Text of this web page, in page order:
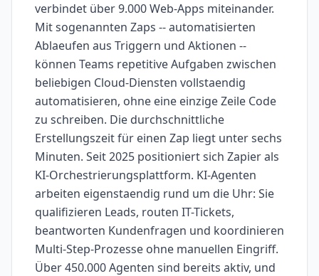
verbindet über 9.000 Web-Apps miteinander.
Mit sogenannten Zaps -- automatisierten
Ablaeufen aus Triggern und Aktionen --
können Teams repetitive Aufgaben zwischen
beliebigen Cloud-Diensten vollstaendig
automatisieren, ohne eine einzige Zeile Code
zu schreiben. Die durchschnittliche
Erstellungszeit für einen Zap liegt unter sechs
Minuten. Seit 2025 positioniert sich Zapier als
KI-Orchestrierungsplattform. KI-Agenten
arbeiten eigenstaendig rund um die Uhr: Sie
qualifizieren Leads, routen IT-Tickets,
beantworten Kundenfragen und koordinieren
Multi-Step-Prozesse ohne manuellen Eingriff.
Über 450.000 Agenten sind bereits aktiv, und